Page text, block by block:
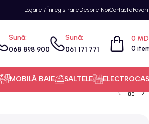
Logare / ÎnregistrareDespre NoiContacte
Sună:
068 898 900
Sună:
061 171 771 0
0
MOBILĂ BAIE SALTELE